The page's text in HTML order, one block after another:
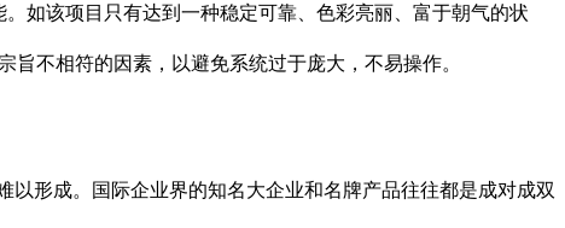
如该项目只有达到一种稳定可靠、色彩亮丽、富于朝气的状
不相符的因素，以避免系统过于庞大，不易操作。
形成。国际企业界的知名大企业和名牌产品往往都是成对成双